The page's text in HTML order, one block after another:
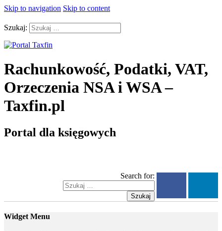
Skip to navigation Skip to content
Szukaj:
Rachunkowość, Podatki, VAT,
Orzeczenia NSA i WSA –
Taxfin.pl
Portal dla księgowych
Search for:
Szukaj
Widget Menu